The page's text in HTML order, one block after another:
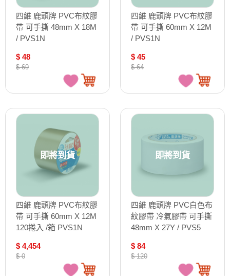
四維 鹿頭牌 PVC布紋膠
帶 可手撕 48mm X 18M
/ PVS1N
$ 48
$ 69
四維 鹿頭牌 PVC布紋膠
帶 可手撕 60mm X 12M
/ PVS1N
$ 45
$ 64
即將到貨
四維 鹿頭牌 PVC布紋膠
帶 可手撕 60mm X 12M
120捲入 /箱 PVS1N
$ 4,454
$ 0
即將到貨
四維 鹿頭牌 PVC白色布
紋膠帶 冷氣膠帶 可手撕
48mm X 27Y / PVS5
$ 84
$ 120